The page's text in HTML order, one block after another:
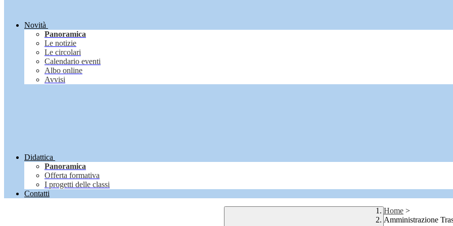
Novità
Panoramica
Le notizie
Le circolari
Calendario eventi
Albo online
Avvisi
Didattica
Panoramica
Offerta formativa
I progetti delle classi
Contatti
Home >
Amministrazione